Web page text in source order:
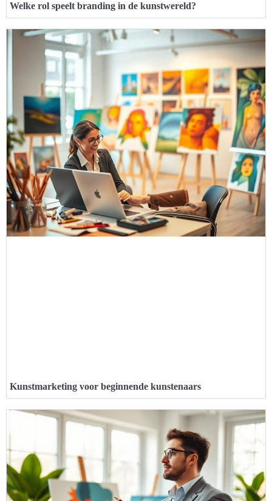
Welke rol speelt branding in de kunstwereld?
Kunstmarketing voor beginnende kunstenaars